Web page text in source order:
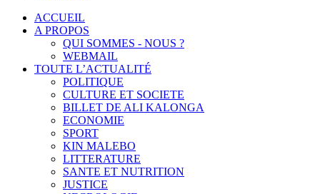
ACCUEIL
A PROPOS
QUI SOMMES - NOUS ?
WEBMAIL
TOUTE L’ACTUALITÉ
POLITIQUE
CULTURE ET SOCIETE
BILLET DE ALI KALONGA
ECONOMIE
SPORT
KIN MALEBO
LITTERATURE
SANTE ET NUTRITION
JUSTICE